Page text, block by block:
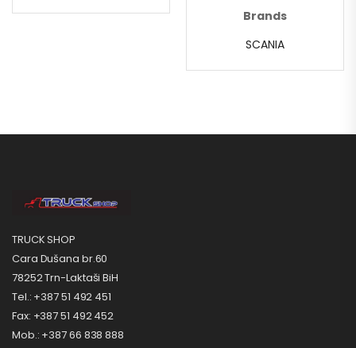
Brands
SCANIA
TRUCK SHOP
Cara Dušana br.60
78252 Trn-Laktaši BiH
Tel.: +387 51 492 451
Fax: +387 51 492 452
Mob.: +387 66 838 888